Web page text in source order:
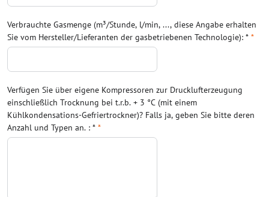
Verbrauchte Gasmenge (m³/Stunde, l/min, ..., diese Angabe erhalten
Sie vom Hersteller/Lieferanten der gasbetriebenen Technologie): * *
Verfügen Sie über eigene Kompressoren zur Drucklufterzeugung
einschließlich Trocknung bei t.r.b. + 3 °C (mit einem
Kühlkondensations-Gefriertrockner)? Falls ja, geben Sie bitte deren
Anzahl und Typen an. : * *